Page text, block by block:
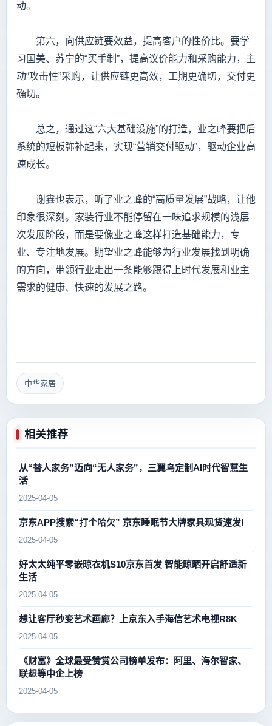
动。
第六，向供应链要效益，提高客户的性价比。要学
习国美、苏宁的“买手制”，提高议价能力和采购能力，主
动“攻击性”采购，让供应链更高效，工期更确切，交付更
确切。
总之，通过这“六大基础设施”的打造，业之峰要把后
系统的短板弥补起来，实现“营销交付驱动”，驱动企业高
速成长。
谢鑫也表示，听了业之峰的“高质量发展”战略，让他
印象很深刻。家装行业不能停留在一味追求规模的浅层
次发展阶段，而是要像业之峰这样打造基础能力，专
业、专注地发展。期望业之峰能够为行业发展找到明确
的方向，带领行业走出一条能够跟得上时代发展和业主
需求的健康、快速的发展之路。
中华家居
相关推荐
从“替人家务”迈向“无人家务”，三翼鸟定制AI时代智慧生
活
2025-04-05
京东APP搜索“打个哈欠” 京东睡眠节大牌家具现货速发!
2025-04-05
好太太纯平零嵌晾衣机S10京东首发 智能晾晒开启舒适新
生活
2025-04-05
想让客厅秒变艺术画廊？上京东入手海信艺术电视R8K
2025-04-05
《财富》全球最受赞赏公司榜单发布：阿里、海尔智家、
联想等中企上榜
2025-04-05